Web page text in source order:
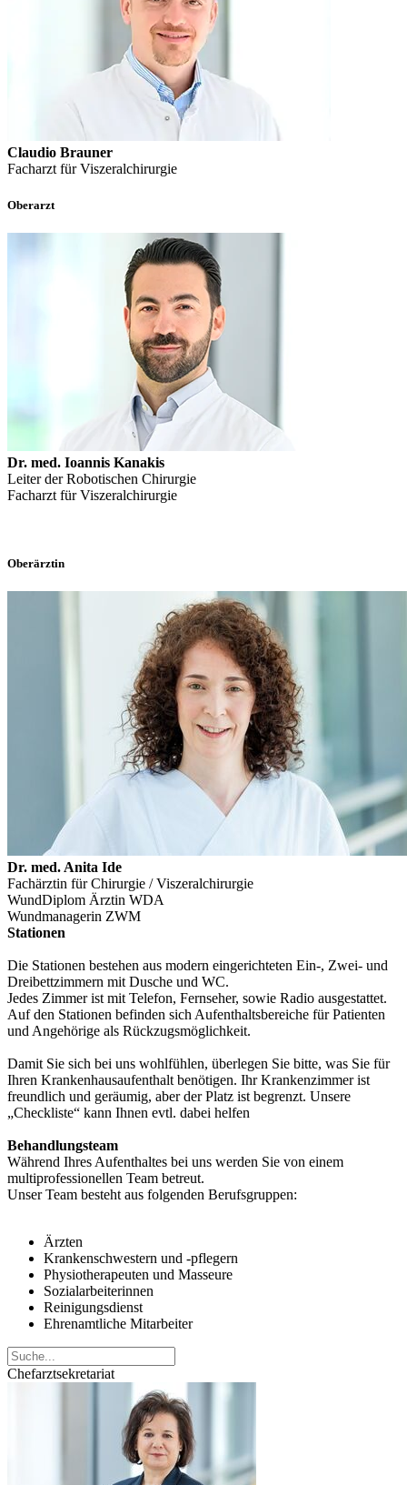
Claudio Brauner
Facharzt für Viszeralchirurgie
Oberarzt
Dr. med. Ioannis Kanakis
Leiter der Robotischen Chirurgie
Facharzt für Viszeralchirurgie
Oberärztin
Dr. med. Anita Ide
Fachärztin für Chirurgie / Viszeralchirurgie
WundDiplom Ärztin WDA
Wundmanagerin ZWM
Stationen
Die Stationen bestehen aus modern eingerichteten Ein-, Zwei- und
Dreibettzimmern mit Dusche und WC.
Jedes Zimmer ist mit Telefon, Fernseher, sowie Radio ausgestattet.
Auf den Stationen befinden sich Aufenthaltsbereiche für Patienten
und Angehörige als Rückzugsmöglichkeit.
Damit Sie sich bei uns wohlfühlen, überlegen Sie bitte, was Sie für
Ihren Krankenhausaufenthalt benötigen. Ihr Krankenzimmer ist
freundlich und geräumig, aber der Platz ist begrenzt. Unsere
„Checkliste“ kann Ihnen evtl. dabei helfen
Behandlungsteam
Während Ihres Aufenthaltes bei uns werden Sie von einem
multiprofessionellen Team betreut.
Unser Team besteht aus folgenden Berufsgruppen:
Ärzten
Krankenschwestern und -pflegern
Physiotherapeuten und Masseure
Sozialarbeiterinnen
Reinigungsdienst
Ehrenamtliche Mitarbeiter
Chefarztsekretariat